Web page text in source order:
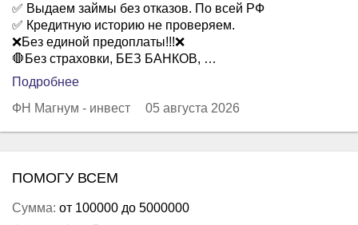
✅ Выдаем займы без отказов. По всей РФ
✅ Кредитную историю не проверяем.
❌Без единой предоплаты!!!❌
🛑Без страховки, БЕЗ БАНКОВ, …
Подробнее
ФН Магнум - инвест
05 августа 2026
ПОМОГУ ВСЕМ
Сумма: от 100000 до 5000000